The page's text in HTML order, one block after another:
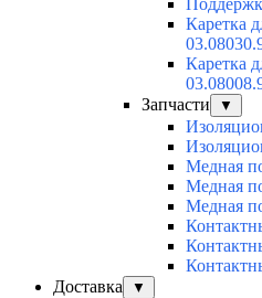
Каретка
Каретка
Запчасти
▼
Медная
Медная
Медная
Доставка
▼